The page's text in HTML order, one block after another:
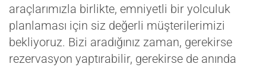
araçlarımızla birlikte, emniyetli bir yolculuk
planlaması için siz değerli müşterilerimizi
bekliyoruz. Bizi aradığınız zaman, gerekirse
rezervasyon yaptırabilir, gerekirse de anında